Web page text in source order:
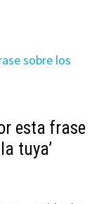
esta frase
tuya’